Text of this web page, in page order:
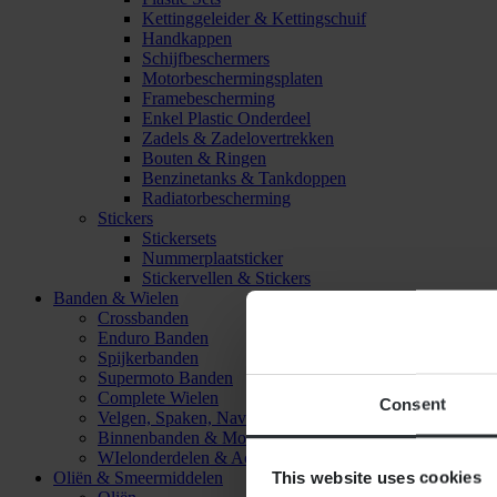
Consent
This website uses cookies
Kettinggeleider & Kettingschuif
Handkappen
Schijfbeschermers
Motorbeschermingsplaten
Framebescherming
Enkel Plastic Onderdeel
Zadels & Zadelovertrekken
Bouten & Ringen
Benzinetanks & Tankdoppen
Radiatorbescherming
Stickers
Stickersets
Nummerplaatsticker
Stickervellen & Stickers
Banden & Wielen
Crossbanden
Enduro Banden
Spijkerbanden
Supermoto Banden
Complete Wielen
Velgen, Spaken, Naven & Lagers
Binnenbanden & Mousses
WIelonderdelen & Accessoires
Oliën & Smeermiddelen